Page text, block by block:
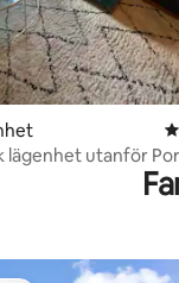
betyg, 74
lägenhet utanför